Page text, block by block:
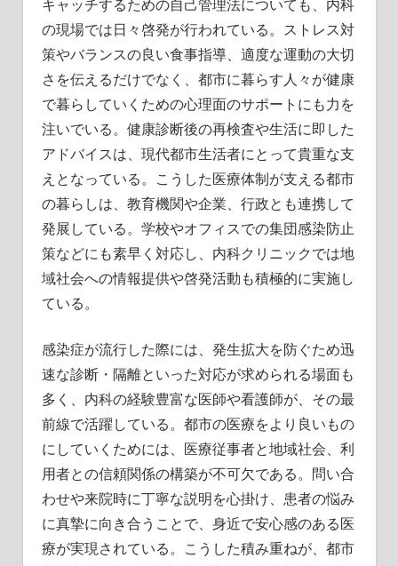
キャッチするための自己管理法についても、内科
の現場では日々啓発が行われている。ストレス対
策やバランスの良い食事指導、適度な運動の大切
さを伝えるだけでなく、都市に暮らす人々が健康
で暮らしていくための心理面のサポートにも力を
注いでいる。健康診断後の再検査や生活に即した
アドバイスは、現代都市生活者にとって貴重な支
えとなっている。こうした医療体制が支える都市
の暮らしは、教育機関や企業、行政とも連携して
発展している。学校やオフィスでの集団感染防止
策などにも素早く対応し、内科クリニックでは地
域社会への情報提供や啓発活動も積極的に実施し
ている。
感染症が流行した際には、発生拡大を防ぐため迅
速な診断・隔離といった対応が求められる場面も
多く、内科の経験豊富な医師や看護師が、その最
前線で活躍している。都市の医療をより良いもの
にしていくためには、医療従事者と地域社会、利
用者との信頼関係の構築が不可欠である。問い合
わせや来院時に丁寧な説明を心掛け、患者の悩み
に真摯に向き合うことで、身近で安心感のある医
療が実現されている。こうした積み重ねが、都市